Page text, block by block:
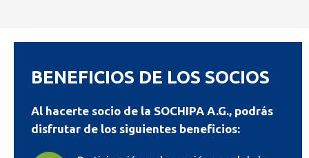
BENEFICIOS DE LOS SOCIOS
Al hacerte socio de la SOCHIPA A.G., podrás
disfrutar de los siguientes beneficios: